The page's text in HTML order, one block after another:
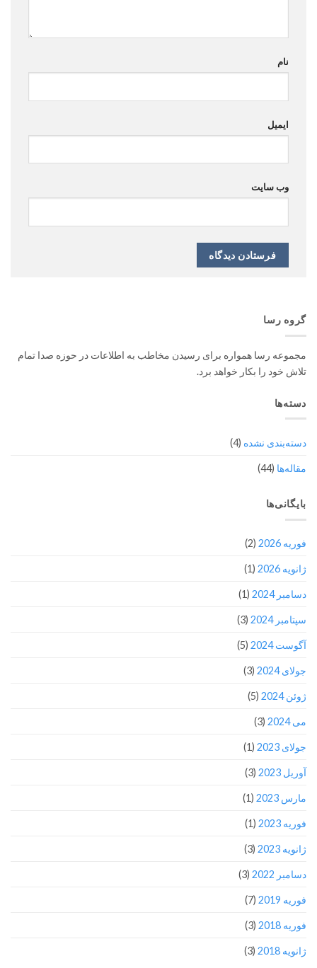
نام
ایمیل
وب‌ سایت
گروه رسا
مجموعه رسا همواره برای رسیدن مخاطب به اطلاعات در حوزه صدا تمام
تلاش خود را بکار خواهد برد.
دسته‌ها
دسته‌بندی نشده (4)
مقاله‌ها (44)
بایگانی‌ها
فوریه 2026 (2)
ژانویه 2026 (1)
دسامبر 2024 (1)
سپتامبر 2024 (3)
آگوست 2024 (5)
جولای 2024 (3)
ژوئن 2024 (5)
می 2024 (3)
جولای 2023 (1)
آوریل 2023 (3)
مارس 2023 (1)
فوریه 2023 (1)
ژانویه 2023 (3)
دسامبر 2022 (3)
فوریه 2019 (7)
فوریه 2018 (3)
ژانویه 2018 (3)